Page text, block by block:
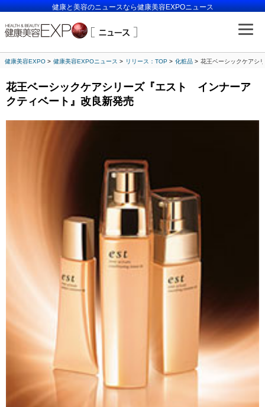
健康と美容のニュースなら健康美容EXPOニュース
健康美容EXPO 健康美容EXPOニュース リリース：TOP 化粧品 花王ベーシックケアシ
花王ベーシックケアシリーズ『エスト インナーア
クティベート』改良新発売